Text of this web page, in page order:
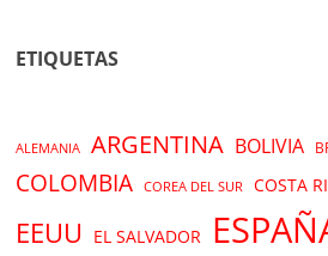
ETIQUETAS
ALEMANIA ARGENTINA BOLIVIA
COLOMBIA COREA DEL SUR COSTA
EEUU EL SALVADOR